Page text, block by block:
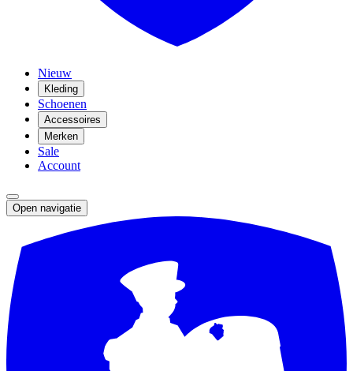
Nieuw
Kleding
Schoenen
Accessoires
Merken
Sale
Account
Open navigatie